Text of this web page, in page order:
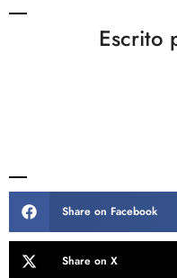
Escrito
Share on Facebook
Share on X